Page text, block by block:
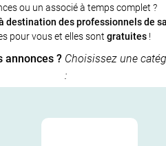
ou un associé à temps complet ?
destination des professionnels de
pour vous et elles sont gratuites !
annonces ? Choisissez une
: